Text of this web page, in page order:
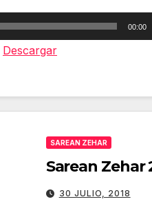
00:00
Descargar
SAREAN ZEHAR
Sarean Zehar
30 JULIO, 2018